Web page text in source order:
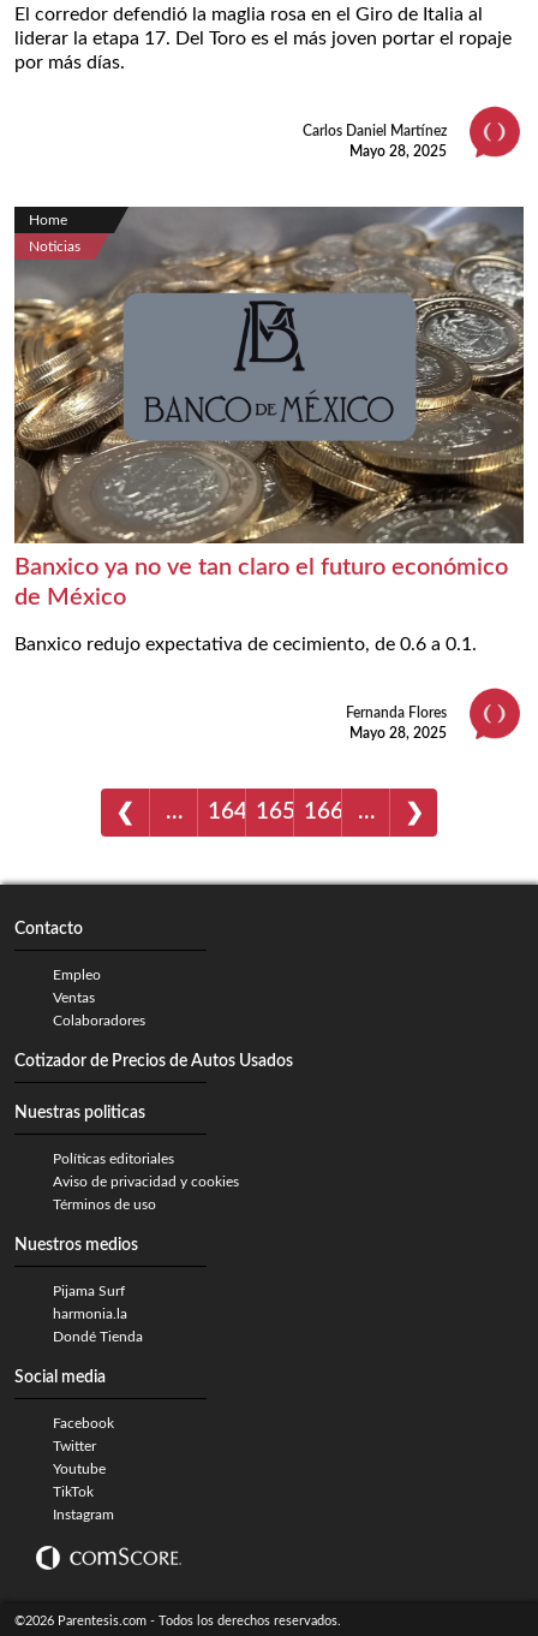
El corredor defendió la maglia rosa en el Giro de Italia al
liderar la etapa 17. Del Toro es el más joven portar el ropaje
por más días.
Carlos Daniel Martínez
Mayo 28, 2025
Home
Noticias
Banxico ya no ve tan claro el futuro económico
de México
Banxico redujo expectativa de cecimiento, de 0.6 a 0.1.
Fernanda Flores
Mayo 28, 2025
❮ … 164 165 166 … ❯
Contacto
Empleo
Ventas
Colaboradores
Cotizador de Precios de Autos Usados
Nuestras politicas
Políticas editoriales
Aviso de privacidad y cookies
Términos de uso
Nuestros medios
Pijama Surf
harmonia.la
Dondé Tienda
Social media
Facebook
Twitter
Youtube
TikTok
Instagram
©2026 Parentesis.com - Todos los derechos reservados.